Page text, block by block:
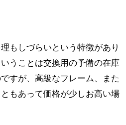
もしづらいという特徴があり
うことは交換用の予備の在庫
すが、高級なフレーム、また
もあって価格が少しお高い場